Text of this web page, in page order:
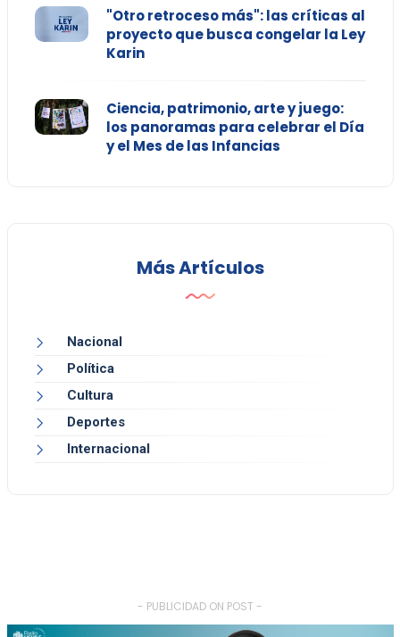
"Otro retroceso más": las críticas al
proyecto que busca congelar la Ley
Karin
Ciencia, patrimonio, arte y juego:
los panoramas para celebrar el Día
y el Mes de las Infancias
Más Artículos
Nacional
Política
Cultura
Deportes
Internacional
- PUBLICIDAD ON POST -